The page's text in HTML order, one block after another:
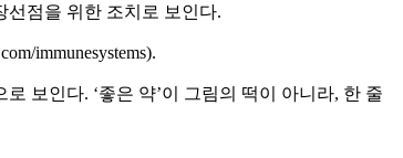
점을 위한 조치로 보인다.
immunesystems).
보인다. ‘좋은 약’이 그림의 떡이 아니라, 한 줄